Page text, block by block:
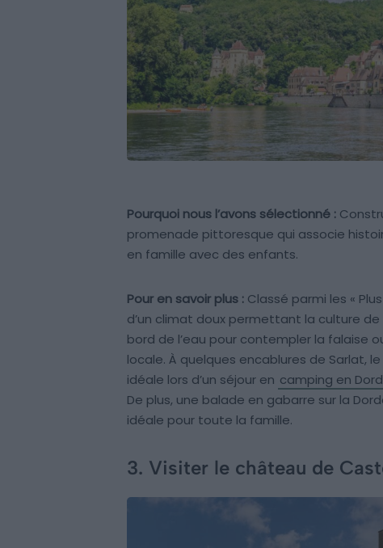
Pourquoi nous l’avons sélectionné :
promenade pittoresque qui associe
en famille avec des enfants.
Pour en savoir plus : Classé parmi les «
d’un climat doux permettant la culture
bord de l’eau pour contempler la falaise
locale. À quelques encablures de Sarlat,
idéale lors d’un séjour en camping en
De plus, une balade en gabarre sur la
idéale pour toute la famille.
3. Visiter le château de